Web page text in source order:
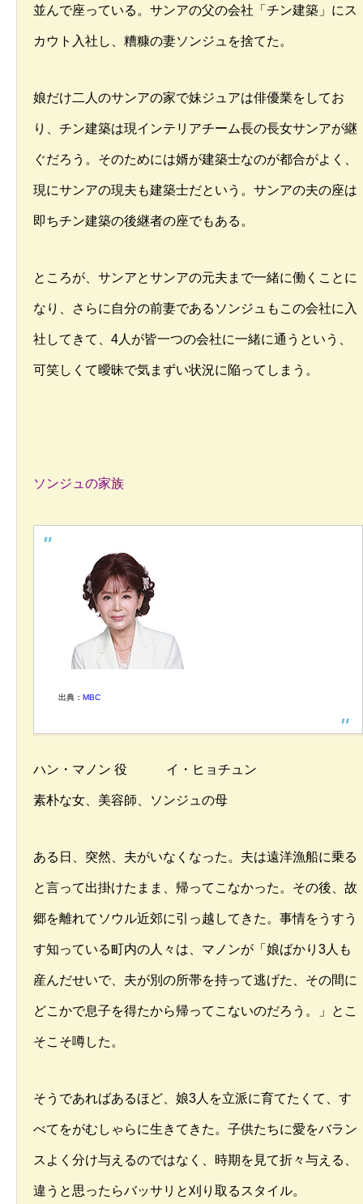
並んで座っている。サンアの父の会社「チン建築」にス
カウト入社し、糟糠の妻ソンジュを捨てた。
娘だけ二人のサンアの家で妹ジュアは俳優業をしてお
り、チン建築は現インテリアチーム長の長女サンアが継
ぐだろう。そのためには婿が建築士なのが都合がよく、
現にサンアの現夫も建築士だという。サンアの夫の座は
即ちチン建築の後継者の座でもある。
ところが、サンアとサンアの元夫まで一緒に働くことに
なり、さらに自分の前妻であるソンジュもこの会社に入
社してきて、4人が皆一つの会社に一緒に通うという、
可笑しくて曖昧で気まずい状況に陥ってしまう。
ソンジュの家族
出典： MBC
ハン・マノン 役 イ・ヒョチュン
素朴な女、美容師、ソンジュの母
ある日、突然、夫がいなくなった。夫は遠洋漁船に乗る
と言って出掛けたまま、帰ってこなかった。その後、故
郷を離れてソウル近郊に引っ越してきた。事情をうすう
す知っている町内の人々は、マノンが「娘ばかり3人も
産んだせいで、夫が別の所帯を持って逃げた、その間に
どこかで息子を得たから帰ってこないのだろう。」とこ
そこそ噂した。
そうであればあるほど、娘3人を立派に育てたくて、す
べてをがむしゃらに生きてきた。子供たちに愛をバラン
スよく分け与えるのではなく、時期を見て折々与える、
違うと思ったらバッサリと刈り取るスタイル。